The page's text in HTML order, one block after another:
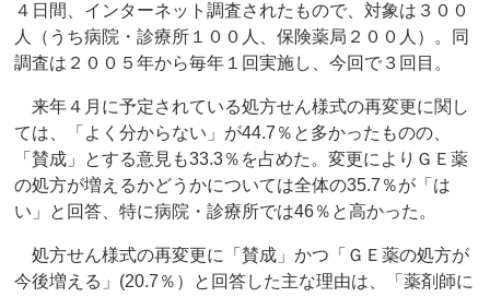
４日間、インターネット調査されたもので、対象は３００
人（うち病院・診療所１００人、保険薬局２００人）。同
調査は２００５年から毎年１回実施し、今回で３回目。
来年４月に予定されている処方せん様式の再変更に関し
ては、「よく分からない」が44.7％と多かったものの、
「賛成」とする意見も33.3％を占めた。変更によりＧＥ薬
の処方が増えるかどうかについては全体の35.7％が「は
い」と回答、特に病院・診療所では46％と高かった。
処方せん様式の再変更に「賛成」かつ「ＧＥ薬の処方が
今後増える」(20.7％）と回答した主な理由は、「薬剤師に